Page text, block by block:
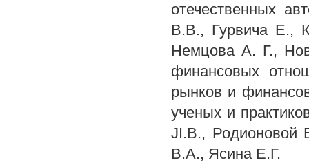
отечественных
В.В., Гурвича Е.,
Немцова А. Г.,
финансовых
рынков и
ученых и
JI.B., Родионовой
В.А., Ясина Е.Г.